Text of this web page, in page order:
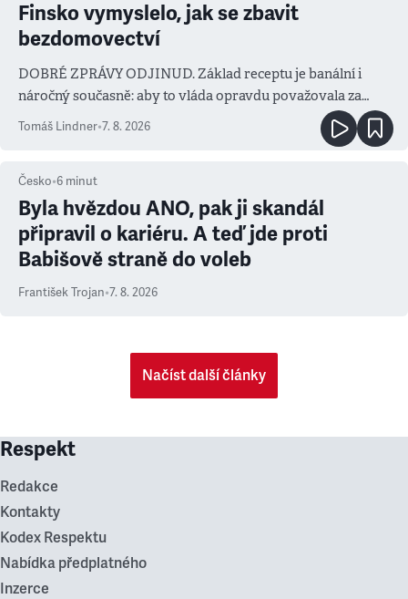
Finsko vymyslelo, jak se zbavit
bezdomovectví
DOBRÉ ZPRÁVY ODJINUD. Základ receptu je banální i
náročný současně: aby to vláda opravdu považovala za
prioritu
Tomáš Lindner•7. 8. 2026
Česko•6 minut
Byla hvězdou ANO, pak ji skandál
připravil o kariéru. A teď jde proti
Babišově straně do voleb
František Trojan•7. 8. 2026
Načíst další články
Respekt
Redakce
Kontakty
Kodex Respektu
Nabídka předplatného
Inzerce